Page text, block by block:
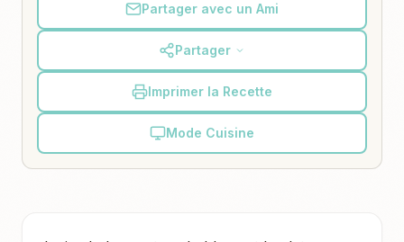
Partager avec un Ami
Partager
Imprimer la Recette
Mode Cuisine